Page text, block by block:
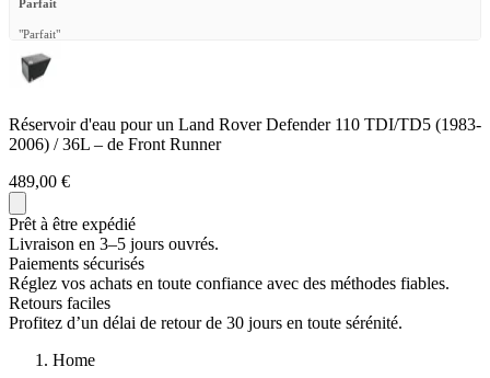
Parfait
"Parfait"
—Mickael F.
Réservoir d'eau pour un Land Rover Defender 110 TDI/TD5 (1983-
2006) / 36L – de Front Runner
489,00 €
Prêt à être expédié
Livraison en 3–5 jours ouvrés.
Paiements sécurisés
Réglez vos achats en toute confiance avec des méthodes fiables.
Retours faciles
Profitez d’un délai de retour de 30 jours en toute sérénité.
Home